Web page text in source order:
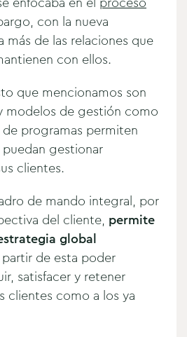
con la nueva
más de las relaciones que
con ellos.
que mencionamos son
modelos de gestión como
programas permiten
gestionar
clientes.
de mando integral, por
del cliente, permite
global
partir de esta poder
satisfacer y retener
clientes como a los ya